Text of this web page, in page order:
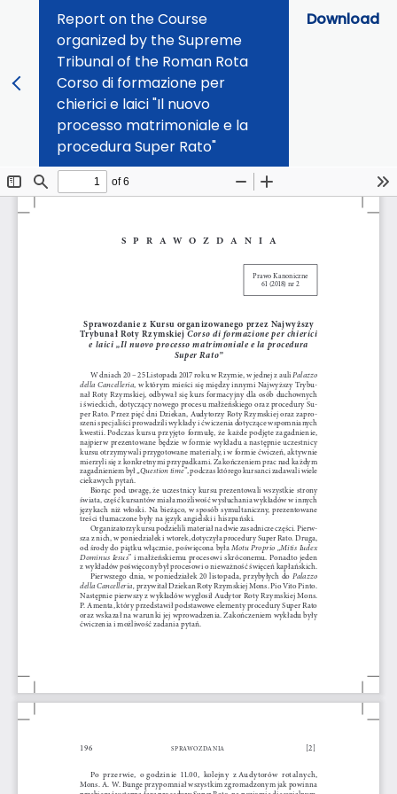
Report on the Course
organized by the Supreme
Tribunal of the Roman Rota
Corso di formazione per
chierici e laici "Il nuovo
processo matrimoniale e la
procedura Super Rato"
Download